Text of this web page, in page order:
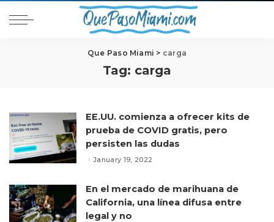
Que Paso Miami > carga
Tag: carga
EE.UU. comienza a ofrecer kits de
prueba de COVID gratis, pero
persisten las dudas
January 19, 2022
En el mercado de marihuana de
California, una línea difusa entre
legal y no